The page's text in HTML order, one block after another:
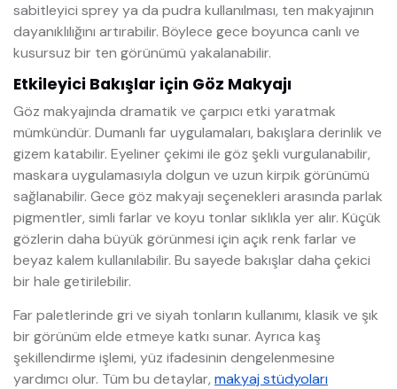
sabitleyici sprey ya da pudra kullanılması, ten makyajının
dayanıklılığını artırabilir. Böylece gece boyunca canlı ve
kusursuz bir ten görünümü yakalanabilir.
Etkileyici Bakışlar için Göz Makyajı
Göz makyajında dramatik ve çarpıcı etki yaratmak
mümkündür. Dumanlı far uygulamaları, bakışlara derinlik ve
gizem katabilir. Eyeliner çekimi ile göz şekli vurgulanabilir,
maskara uygulamasıyla dolgun ve uzun kirpik görünümü
sağlanabilir. Gece göz makyajı seçenekleri arasında parlak
pigmentler, simli farlar ve koyu tonlar sıklıkla yer alır. Küçük
gözlerin daha büyük görünmesi için açık renk farlar ve
beyaz kalem kullanılabilir. Bu sayede bakışlar daha çekici
bir hale getirilebilir.
Far paletlerinde gri ve siyah tonların kullanımı, klasik ve şık
bir görünüm elde etmeye katkı sunar. Ayrıca kaş
şekillendirme işlemi, yüz ifadesinin dengelenmesine
yardımcı olur. Tüm bu detaylar, makyaj stüdyoları